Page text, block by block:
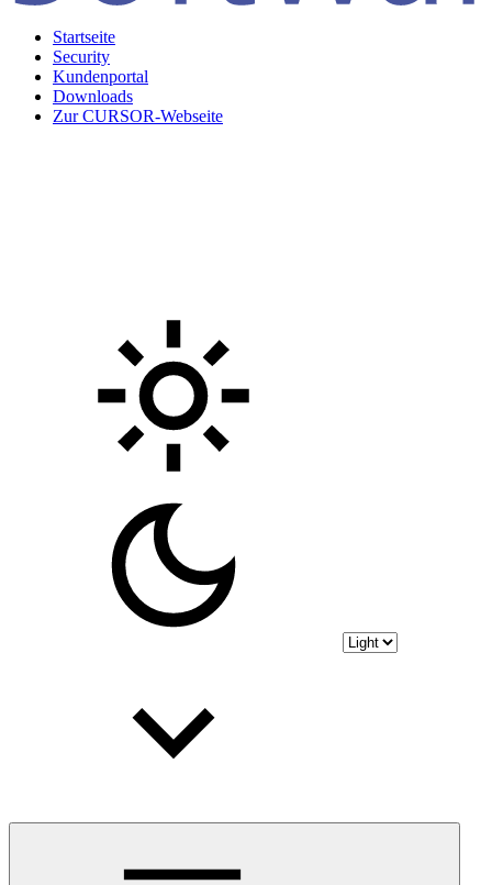
Startseite
Security
Kundenportal
Downloads
Zur CURSOR-Webseite